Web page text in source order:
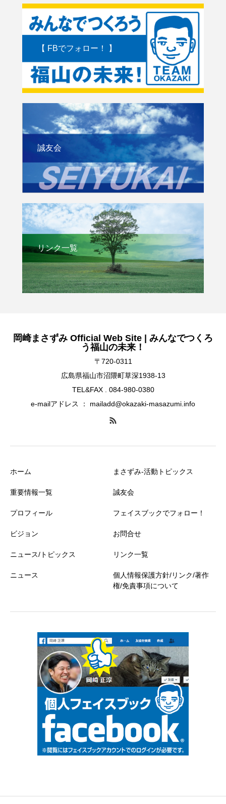
【 FBでフォロー！ 】
誠友会
リンク一覧
岡崎まさずみ Official Web Site | みんなでつくろ
う福山の未来！
〒720-0311
広島県福山市沼隈町草深1938-13
TEL&FAX . 084-980-0380
e-mailアドレス ： mailadd@okazaki-masazumi.info
ホーム
重要情報一覧
プロフィール
ビジョン
ニュース/トピックス
ニュース
まさずみ-活動トピックス
誠友会
フェイスブックでフォロー！
お問合せ
リンク一覧
個人情報保護方針/リンク/著作
権/免責事項について